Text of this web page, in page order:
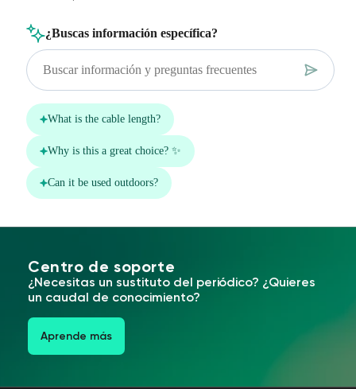
Centro de soporte
¿Necesitas un sustituto del periódico? ¿Quieres
un caudal de conocimiento?
Aprende más